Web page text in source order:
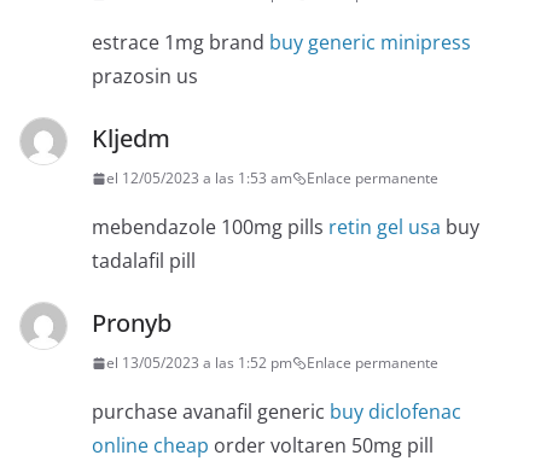
estrace 1mg brand buy generic minipress
prazosin us
Kljedm
el 12/05/2023 a las 1:53 am Enlace permanente
mebendazole 100mg pills retin gel usa buy
tadalafil pill
Pronyb
el 13/05/2023 a las 1:52 pm Enlace permanente
purchase avanafil generic buy diclofenac
online cheap order voltaren 50mg pill